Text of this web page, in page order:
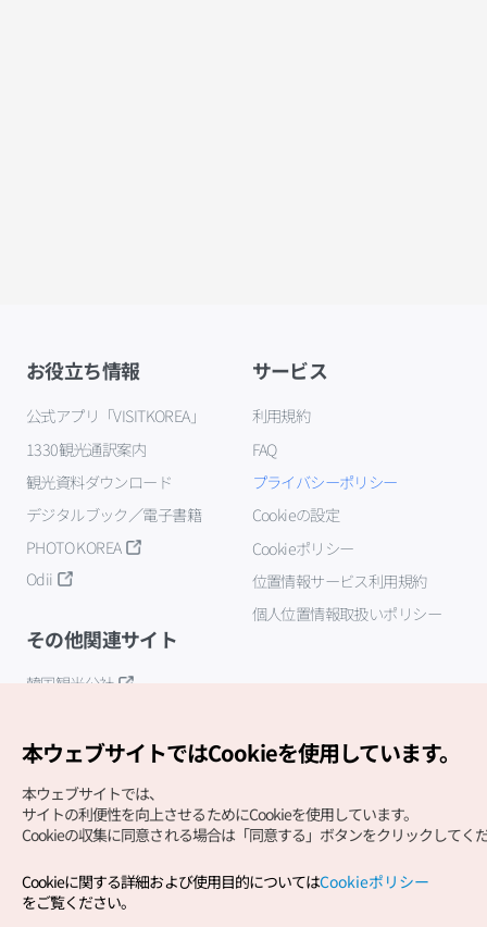
お役立ち情報
公式アプリ「VISITKOREA」
1330観光通訳案内
観光資料ダウンロード
デジタルブック／電子書籍
PHOTO KOREA
Odii
サービス
利用規約
FAQ
プライバシーポリシー
Cookieの設定
Cookieポリシー
位置情報サービス利用規約
個人位置情報取扱いポリシー
その他関連サイト
韓国観光公社
Copyright (c) Korea Tourism Organization All Rights
本ウェブサイトではCookieを使用しています。
本ウェブサイトでは、
サイトの利便性を向上させるためにCookieを使用しています。
Cookieの収集に同意される場合は「同意する」ボタンをクリックしてく
Cookieに関する詳細および使用目的についてはCookieポリシー
をご覧ください。